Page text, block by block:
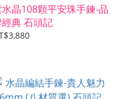
晶108顆平安珠手鍊-品
典 石頭記